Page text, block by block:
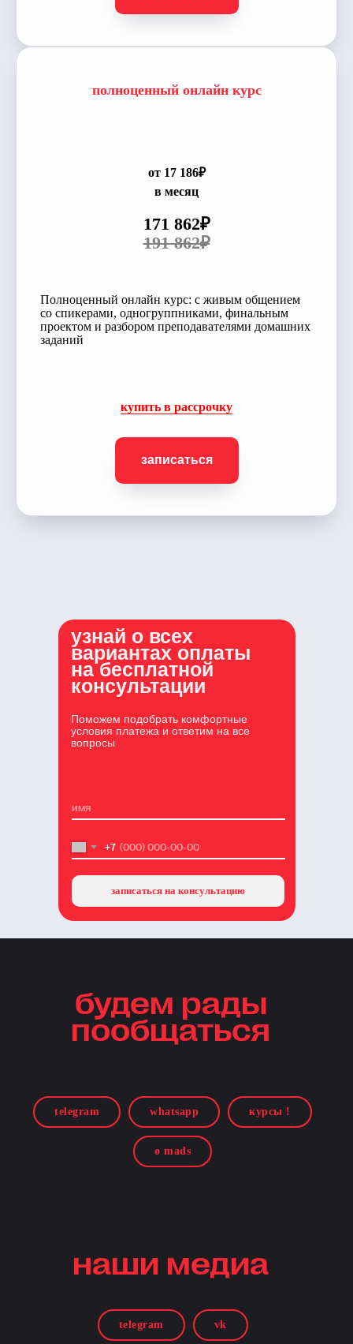
полноценный онлайн курс
от 17 186₽
в месяц
171 862₽
191 862₽
Полноценный онлайн курс: с живым общением
со спикерами, одногруппниками, финальным
проектом и разбором преподавателями домашних
заданий
купить в рассрочку
записаться
узнай о всех
вариантах оплаты
на бесплатной
консультации
Поможем подобрать комфортные
условия платежа и ответим на все
вопросы
+7
записаться на консультацию
будем рады
пообщаться
telegram whatsapp курсы !
о mads
наши медиа
telegram vk